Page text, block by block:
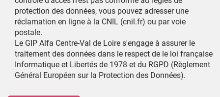
protection des données, vous pouvez adresser une
réclamation en ligne à la CNIL (cnil.fr) ou par voie
postale.
Le GIP Alfa Centre-Val de Loire s'engage à assurer le
traitement des données dans le respect de le loi française
Informatique et Libertés de 1978 et du RGPD (Règlement
Général Européen sur la Protection des Données).